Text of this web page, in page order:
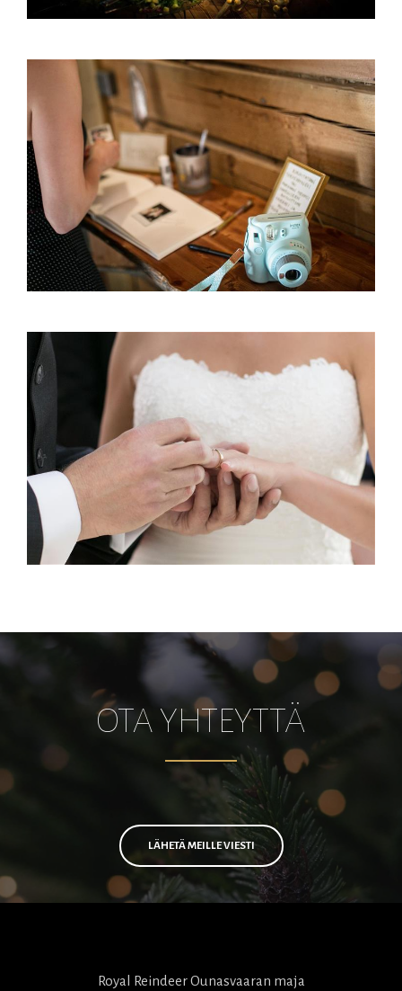
OTA YHTEYTTÄ
LÄHETÄ MEILLE VIESTI
Royal Reindeer Ounasvaaran maja